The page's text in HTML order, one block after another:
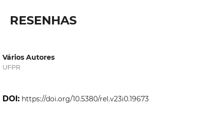
RESENHAS
Vários Autores
UFPR
DOI: https://doi.org/10.5380/rel.v23i0.19673